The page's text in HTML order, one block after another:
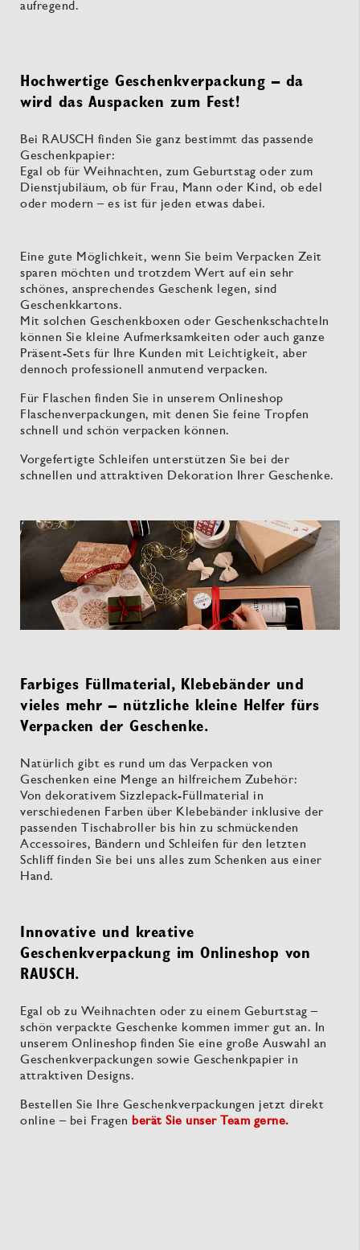
aufregend.
Hochwertige Geschenkverpackung – da
wird das Auspacken zum Fest!
Bei RAUSCH finden Sie ganz bestimmt das passende
Geschenkpapier:
Egal ob für Weihnachten, zum Geburtstag oder zum
Dienstjubiläum, ob für Frau, Mann oder Kind, ob edel
oder modern – es ist für jeden etwas dabei.
Eine gute Möglichkeit, wenn Sie beim Verpacken Zeit
sparen möchten und trotzdem Wert auf ein sehr
schönes, ansprechendes Geschenk legen, sind
Geschenkkartons.
Mit solchen Geschenkboxen oder Geschenkschachteln
können Sie kleine Aufmerksamkeiten oder auch ganze
Präsent-Sets für Ihre Kunden mit Leichtigkeit, aber
dennoch professionell anmutend verpacken.
Für Flaschen finden Sie in unserem Onlineshop
Flaschenverpackungen, mit denen Sie feine Tropfen
schnell und schön verpacken können.
Vorgefertigte Schleifen unterstützen Sie bei der
schnellen und attraktiven Dekoration Ihrer Geschenke.
Farbiges Füllmaterial, Klebebänder und
vieles mehr – nützliche kleine Helfer fürs
Verpacken der Geschenke.
Natürlich gibt es rund um das Verpacken von
Geschenken eine Menge an hilfreichem Zubehör:
Von dekorativem Sizzlepack-Füllmaterial in
verschiedenen Farben über Klebebänder inklusive der
passenden Tischabroller bis hin zu schmückenden
Accessoires, Bändern und Schleifen für den letzten
Schliff finden Sie bei uns alles zum Schenken aus einer
Hand.
Innovative und kreative
Geschenkverpackung im Onlineshop von
RAUSCH.
Egal ob zu Weihnachten oder zu einem Geburtstag –
schön verpackte Geschenke kommen immer gut an. In
unserem Onlineshop finden Sie eine große Auswahl an
Geschenkverpackungen sowie Geschenkpapier in
attraktiven Designs.
Bestellen Sie Ihre Geschenkverpackungen jetzt direkt
online – bei Fragen berät Sie unser Team gerne.